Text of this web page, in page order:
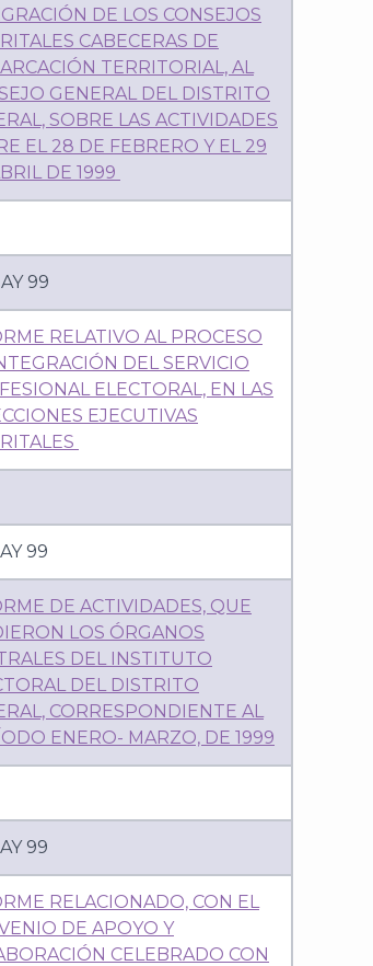
DE LOS CONSEJOS
CABECERAS DE
TERRITORIAL, AL
GENERAL DEL DISTRITO
SOBRE LAS ACTIVIDADES
EL 28 DE FEBRERO Y EL 29
DE 1999
99
RELATIVO AL PROCESO
DEL SERVICIO
ELECTORAL, EN LAS
EJECUTIVAS
99
DE ACTIVIDADES, QUE
LOS ÓRGANOS
DEL INSTITUTO
DEL DISTRITO
CORRESPONDIENTE AL
ENERO- MARZO, DE 1999
99
RELACIONADO, CON EL
DE APOYO Y
CELEBRADO CON